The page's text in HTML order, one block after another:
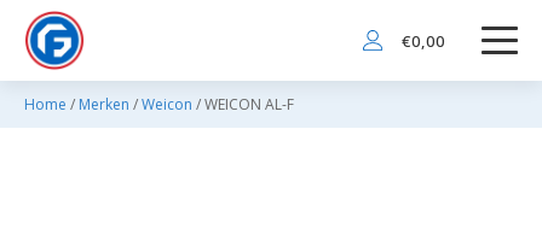
€0,00
Home / Merken /Weicon / WEICON AL-F